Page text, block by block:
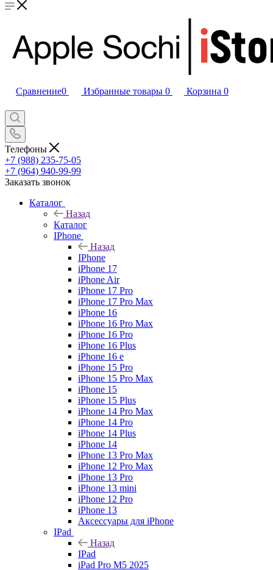
Сравнение0 Избранные товары 0 Корзина 0
Телефоны
+7 (988) 235-75-05
+7 (964) 940-99-99
Заказать звонок
Каталог
Назад
Каталог
IPhone
Назад
IPhone
iPhone 17
iPhone Air
iPhone 17 Pro
iPhone 17 Pro Max
iPhone 16
iPhone 16 Pro Max
iPhone 16 Pro
iPhone 16 Plus
iPhone 16 e
iPhone 15 Pro
iPhone 15 Pro Max
iPhone 15
iPhone 15 Plus
iPhone 14 Pro Max
iPhone 14 Pro
iPhone 14 Plus
iPhone 14
iPhone 13 Pro Max
iPhone 12 Pro Max
iPhone 13 Pro
iPhone 13 mini
iPhone 12 Pro
iPhone 13
Аксессуары для iPhone
IPad
Назад
IPad
iPad Pro M5 2025